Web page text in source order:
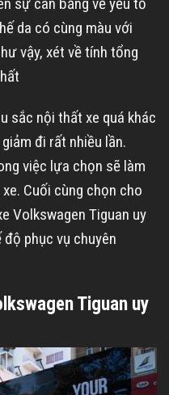
sự cân bằng về yếu tố
da có cùng màu với
vậy, xét về tính tổng
sắc nội thất xe quá khác
đi rất nhiều lần.
việc lựa chọn sẽ làm
Cuối cùng chọn cho
Volkswagen Tiguan uy
phục vụ chuyên
Tiguan uy